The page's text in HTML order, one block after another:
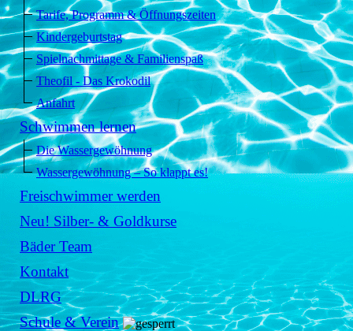
Tarife, Programm & Öffnungszeiten
Kindergeburtstag
Spielnachmittage & Familienspaß
Theofil - Das Krokodil
Anfahrt
Schwimmen lernen
Die Wassergewöhnung
Wassergewöhnung – So klappt es!
Freischwimmer werden
Neu! Silber- & Goldkurse
Bäder Team
Kontakt
DLRG
Schule & Verein